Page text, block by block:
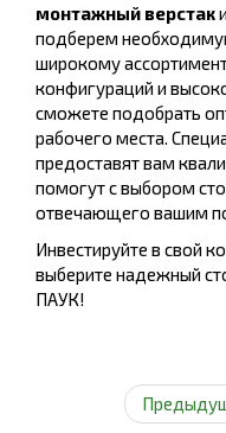
монтажный верстак
подберем
широкому
конфигураций и
сможете подобрать
рабочего места.
предоставят вам
помогут с выбором
отвечающего вашим
Инвестируйте в свой
выберите надежный
ПАУК!